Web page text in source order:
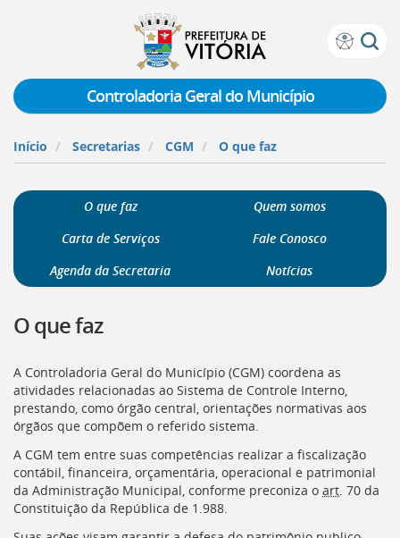
Prefeitura
Vitória
teclado:
para
a
instruções
Ir
a
página
do
Portal
[]
Ir
para
o
Portal
de
Serviços
Controladoria Geral do Município
Início Secretarias CGM O que faz
O que faz
Quem somos
Carta de Serviços
Fale Conosco
Agenda da Secretaria
Notícias
O que faz
A Controladoria Geral do Município (CGM) coordena as
atividades relacionadas ao Sistema de Controle Interno,
prestando, como órgão central, orientações normativas aos
órgãos que compõem o referido sistema.
A CGM tem entre suas competências realizar a fiscalização
contábil, financeira, orçamentária, operacional e patrimonial
da Administração Municipal, conforme preconiza o art . 70 da
Constituição da República de 1.988.